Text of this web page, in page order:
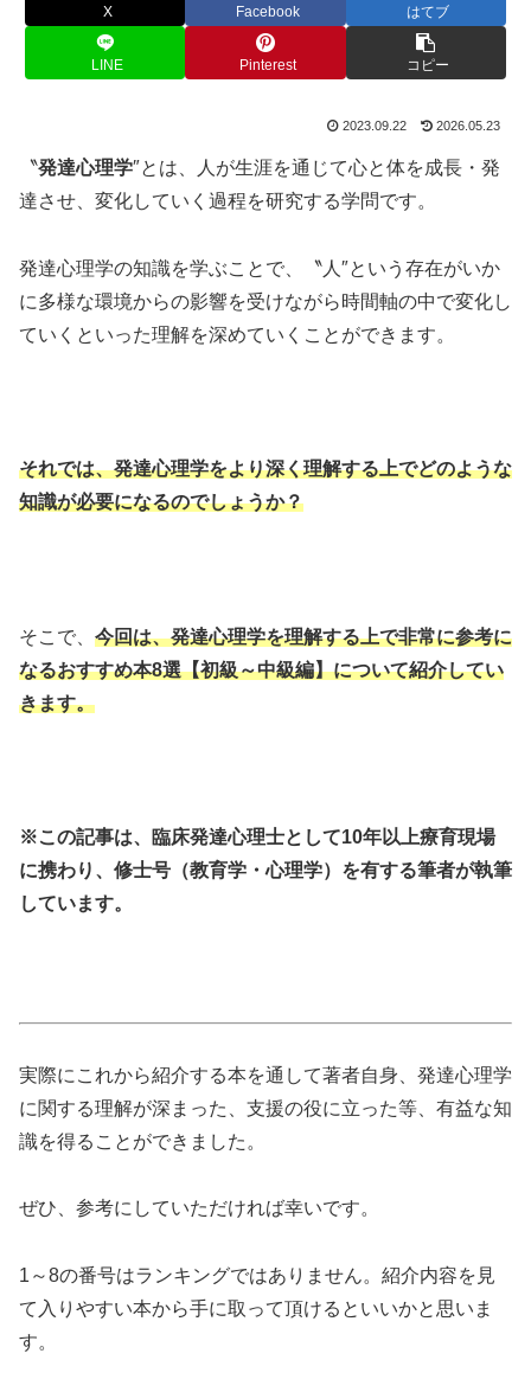
X Facebook はてブ
LINE Pinterest コピー
2023.09.22 2026.05.23
〝発達心理学″とは、人が生涯を通じて心と体を成長・発
達させ、変化していく過程を研究する学問です。
発達心理学の知識を学ぶことで、〝人″という存在がいか
に多様な環境からの影響を受けながら時間軸の中で変化し
ていくといった理解を深めていくことができます。
それでは、発達心理学をより深く理解する上でどのような
知識が必要になるのでしょうか？
そこで、 今回は、発達心理学を理解する上で非常に参考に
なるおすすめ本8選【初級～中級編】について紹介してい
きます。
※この記事は、臨床発達心理士として10年以上療育現場
に携わり、修士号（教育学・心理学）を有する筆者が執筆
しています。
実際にこれから紹介する本を通して著者自身、発達心理学
に関する理解が深まった、支援の役に立った等、有益な知
識を得ることができました。
ぜひ、参考にしていただければ幸いです。
1～8の番号はランキングではありません。紹介内容を見
て入りやすい本から手に取って頂けるといいかと思いま
す。